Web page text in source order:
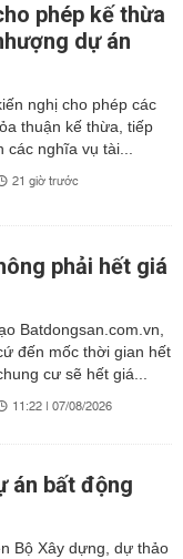
phép kế thừa
dự án
nghị cho phép các
thuận kế thừa, tiếp
các nghĩa vụ tài...
21 giờ trước
phải hết giá
Batdongsan.com.vn,
đến mốc thời gian hết
cư sẽ hết giá...
11:22 | 07/08/2026
án bất động
Bộ Xây dựng, dự thảo